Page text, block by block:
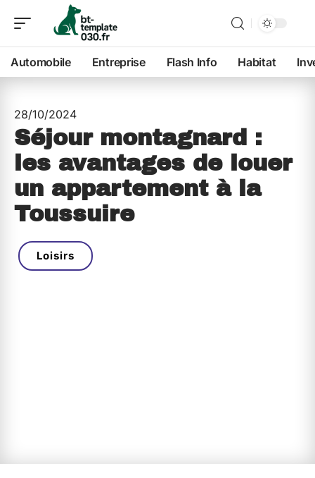
Automobile Entreprise Flash Info Habitat
28/10/2024
Séjour montagnard :
les avantages de louer
un appartement à la
Toussuire
Loisirs